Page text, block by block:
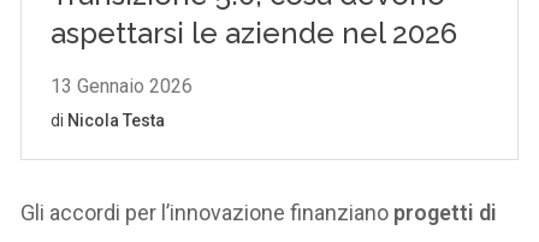
Gli accordi per l’innovazione finanziano progetti di